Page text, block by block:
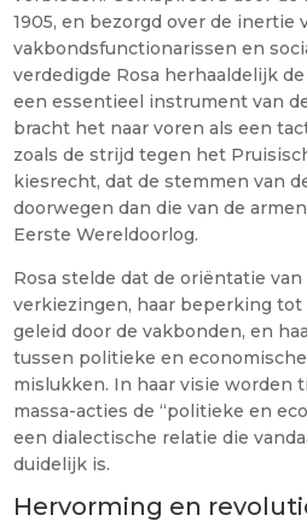
1905, en bezorgd over de inertie
vakbondsfunctionarissen en
verdedigde Rosa herhaaldelijk
een essentieel instrument van
bracht het naar voren als een
zoals de strijd tegen het
kiesrecht, dat de stemmen van
doorwegen dan die van de
Eerste Wereldoorlog.
Rosa stelde dat de oriëntatie
verkiezingen, haar beperking
geleid door de vakbonden, en
tussen politieke en
mislukken. In haar visie worden
massa-acties de “politieke en
een dialectische relatie die
duidelijk is.
Hervorming en